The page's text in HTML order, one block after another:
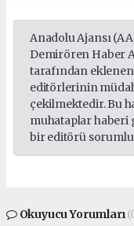
Anadolu Ajansı
Demirören Haber
tarafından
editörlerinin
çekilmektedir. Bu
muhataplar haberi
bir editörü sorumlu
Okuyucu Yorumları